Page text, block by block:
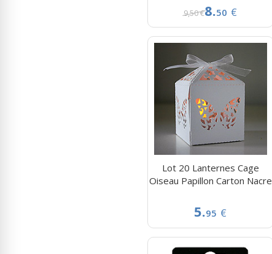
9,50 €8.50 €
Lot 20 Lanternes Cage
Oiseau Papillon Carton Nacre
5.95 €